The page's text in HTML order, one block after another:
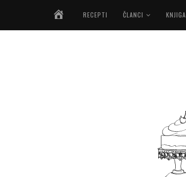
NASLOVNICA
RECEPTI ČLANCI KNJIGA